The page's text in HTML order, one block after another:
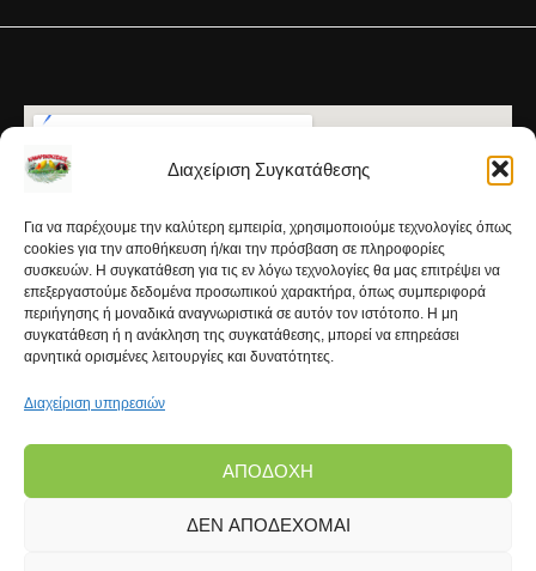
Διαχείριση Συγκατάθεσης
Για να παρέχουμε την καλύτερη εμπειρία, χρησιμοποιούμε τεχνολογίες όπως
cookies για την αποθήκευση ή/και την πρόσβαση σε πληροφορίες
συσκευών. Η συγκατάθεση για τις εν λόγω τεχνολογίες θα μας επιτρέψει να
επεξεργαστούμε δεδομένα προσωπικού χαρακτήρα, όπως συμπεριφορά
περιήγησης ή μοναδικά αναγνωριστικά σε αυτόν τον ιστότοπο. Η μη
συγκατάθεση ή η ανάκληση της συγκατάθεσης, μπορεί να επηρεάσει
αρνητικά ορισμένες λειτουργίες και δυνατότητες.
Διαχείριση υπηρεσιών
ΑΠΟΔΟΧΉ
ΔΕΝ ΑΠΟΔΈΧΟΜΑΙ
Copyright © 2026 | Kanarinokosmos.gr | Development